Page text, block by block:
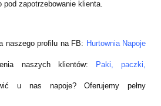
zapotrzebowanie klienta.
naszego profilu na FB: Hurtownia Napoje
naszych klientów:
Paki, paczki,
u nas napoje? Oferujemy pełny